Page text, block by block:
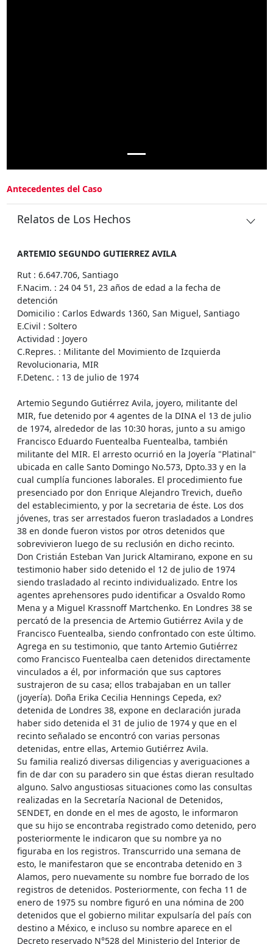
Antecedentes del Caso
Relatos de Los Hechos
ARTEMIO SEGUNDO GUTIERREZ AVILA
Rut : 6.647.706, Santiago
F.Nacim. : 24 04 51, 23 años de edad a la fecha de
detención
Domicilio : Carlos Edwards 1360, San Miguel, Santiago
E.Civil : Soltero
Actividad : Joyero
C.Repres. : Militante del Movimiento de Izquierda
Revolucionaria, MIR
F.Detenc. : 13 de julio de 1974
Artemio Segundo Gutiérrez Avila, joyero, militante del
MIR, fue detenido por 4 agentes de la DINA el 13 de julio
de 1974, alrededor de las 10:30 horas, junto a su amigo
Francisco Eduardo Fuentealba Fuentealba, también
militante del MIR. El arresto ocurrió en la Joyería "Platinal"
ubicada en calle Santo Domingo No.573, Dpto.33 y en la
cual cumplía funciones laborales. El procedimiento fue
presenciado por don Enrique Alejandro Trevich, dueño
del establecimiento, y por la secretaria de éste. Los dos
jóvenes, tras ser arrestados fueron trasladados a Londres
38 en donde fueron vistos por otros detenidos que
sobrevivieron luego de su reclusión en dicho recinto.
Don Cristián Esteban Van Jurick Altamirano, expone en su
testimonio haber sido detenido el 12 de julio de 1974
siendo trasladado al recinto individualizado. Entre los
agentes aprehensores pudo identificar a Osvaldo Romo
Mena y a Miguel Krassnoff Martchenko. En Londres 38 se
percató de la presencia de Artemio Gutiérrez Avila y de
Francisco Fuentealba, siendo confrontado con este último.
Agrega en su testimonio, que tanto Artemio Gutiérrez
como Francisco Fuentealba caen detenidos directamente
vinculados a él, por información que sus captores
sustrajeron de su casa; ellos trabajaban en un taller
(joyería). Doña Erika Cecilia Hennings Cepeda, ex?
detenida de Londres 38, expone en declaración jurada
haber sido detenida el 31 de julio de 1974 y que en el
recinto señalado se encontró con varias personas
detenidas, entre ellas, Artemio Gutiérrez Avila.
Su familia realizó diversas diligencias y averiguaciones a
fin de dar con su paradero sin que éstas dieran resultado
alguno. Salvo angustiosas situaciones como las consultas
realizadas en la Secretaría Nacional de Detenidos,
SENDET, en donde en el mes de agosto, le informaron
que su hijo se encontraba registrado como detenido, pero
posteriormente le indicaron que su nombre ya no
figuraba en los registros. Transcurrido una semana de
esto, le manifestaron que se encontraba detenido en 3
Alamos, pero nuevamente su nombre fue borrado de los
registros de detenidos. Posteriormente, con fecha 11 de
enero de 1975 su nombre figuró en una nómina de 200
detenidos que el gobierno militar expulsaría del país con
destino a México, e incluso su nombre aparece en el
Decreto reservado N°528 del Ministerio del Interior de